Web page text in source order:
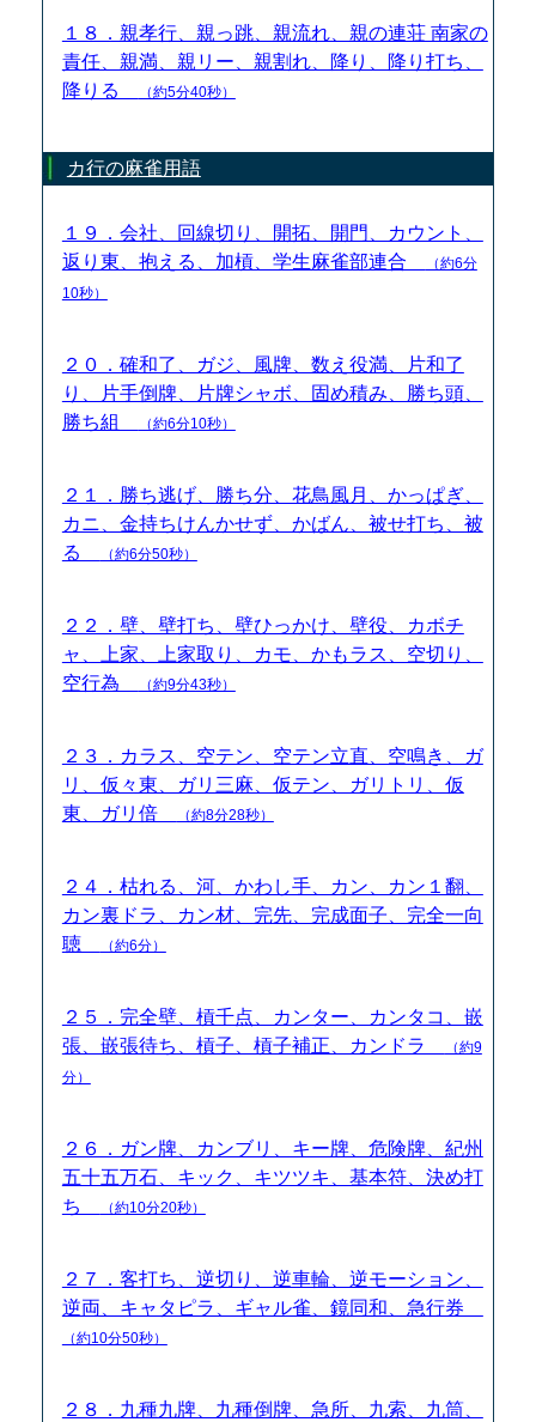
１８．親孝行、親っ跳、親流れ、親の連荘 南家の
責任、親満、親リー、親割れ、降り、降り打ち、
降りる
（約5分40秒）
カ行の麻雀用語
１９．会社、回線切り、開拓、開門、カウント、
返り東、抱える、加槓、学生麻雀部連合
（約6分
10秒）
２０．確和了、ガジ、風牌、数え役満、片和了
り、片手倒牌、片牌シャボ、固め積み、勝ち頭、
勝ち組
（約6分10秒）
２１．勝ち逃げ、勝ち分、花鳥風月、かっぱぎ、
カニ、金持ちけんかせず、かばん、被せ打ち、被
る
（約6分50秒）
２２．壁、壁打ち、壁ひっかけ、壁役、カボチ
ャ、上家、上家取り、カモ、かもラス、空切り、
空行為
（約9分43秒）
２３．カラス、空テン、空テン立直、空鳴き、ガ
リ、仮々東、ガリ三麻、仮テン、ガリトリ、仮
東、ガリ倍
（約8分28秒）
２４．枯れる、河、かわし手、カン、カン１翻、
カン裏ドラ、カン材、完先、完成面子、完全一向
聴
（約6分）
２５．完全壁、槓千点、カンター、カンタコ、嵌
張、嵌張待ち、槓子、槓子補正、カンドラ
（約9
分）
２６．ガン牌、カンブリ、キー牌、危険牌、紀州
五十五万石、キック、キツツキ、基本符、決め打
ち
（約10分20秒）
２７．客打ち、逆切り、逆車輪、逆モーション、
逆両、キャタピラ、ギャル雀、鏡同和、急行券
（約10分50秒）
２８．九種九牌、九種倒牌、急所、九索、九筒、